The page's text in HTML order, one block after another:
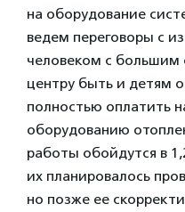
на оборудование
ведем переговоры с
человеком с большим
центру быть и детям
полностью оплатить
оборудованию
работы обойдутся в
их планировалось
но позже ее